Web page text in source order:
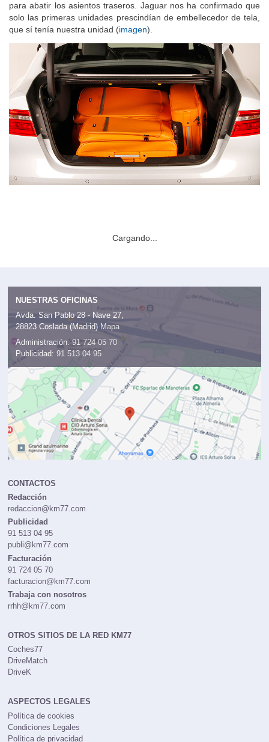
para abatir los asientos traseros. Jaguar nos ha confirmado que
solo las primeras unidades prescindían de embellecedor de tela,
que sí tenía nuestra unidad (imagen).
Cargando...
NUESTRAS OFICINAS
Avda. San Pablo 28 - Nave 27,
28823 Coslada (Madrid) Mapa
Administración: 91 724 05 70
Publicidad: 91 513 04 95
CONTACTOS
Redacción
redaccion@km77.com
Publicidad
91 513 04 95
publi@km77.com
Facturación
91 724 05 70
facturacion@km77.com
Trabaja con nosotros
rrhh@km77.com
OTROS SITIOS DE LA RED KM77
Coches77
DriveMatch
DriveK
ASPECTOS LEGALES
Política de cookies
Condiciones Legales
Política de privacidad